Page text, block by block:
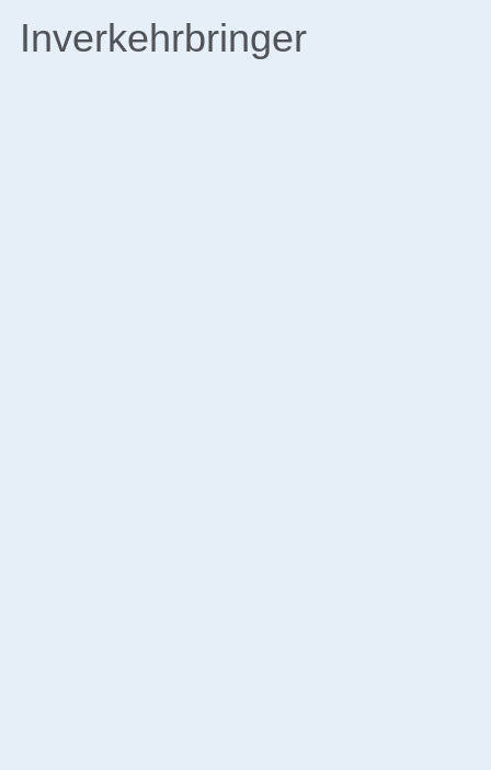
Inverkehrbringer